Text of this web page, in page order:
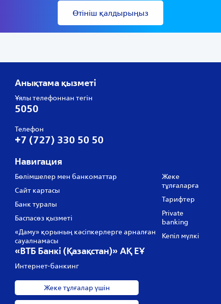
Өтініш қалдырыңыз
Анықтама қызметі
Ұялы телефоннан тегін
5050
Телефон
+7 (727) 330 50 50
Навигация
Бөлімшелер мен банкоматтар
Сайт картасы
Банк туралы
Баспасөз қызметі
«Даму» қорының кәсіпкерлерге арналған
сауалнамасы
Жеке
тұлғаларға
Тарифтер
Private
banking
Кепіл мүлкі
«ВТБ Банкі (Қазақстан)» АҚ ЕҰ
Интернет-банкинг
Жеке тұлғалар үшін